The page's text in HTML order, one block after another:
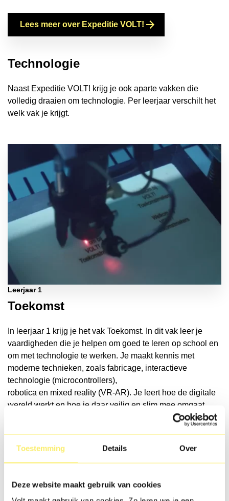
Toestemming Details Over
Deze website maakt gebruik van cookies
Lees meer over Expeditie VOLT!
Technologie
Naast Expeditie VOLT! krijg je ook aparte vakken die
volledig draaien om technologie. Per leerjaar verschilt het
welk vak je krijgt.
Leerjaar 1
Toekomst
In leerjaar 1 krijg je het vak Toekomst. In dit vak leer je
vaardigheden die je helpen om goed te leren op school en
om met technologie te werken. Je maakt kennis met
moderne technieken, zoals fabricage, interactieve
technologie (microcontrollers),
robotica en mixed reality (VR-AR). Je leert hoe de digitale
wereld werkt en hoe je daar veilig en slim mee omgaat.
Ook leer je werken volgens de ontwerpcyclus: ontdekken,
oplossen, maken, testen en delen. Samenwerken en
In het vak Toekomst leer je onder andere: